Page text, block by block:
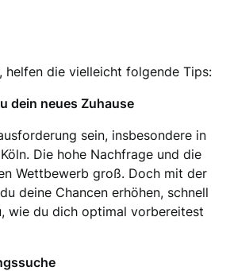
helfen die vielleicht folgende Tips:
dein neues Zuhause
sein, insbesondere in
Die hohe Nachfrage und die
Wettbewerb groß. Doch mit der
deine Chancen erhöhen, schnell
wie du dich optimal vorbereitest